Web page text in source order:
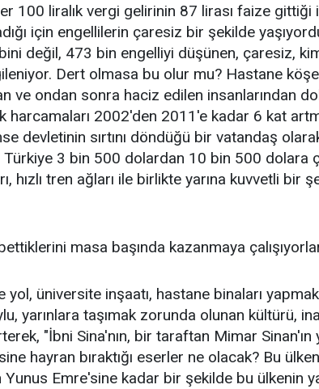
100 liralık vergi gelirinin 87 lirası faize gittiği
için engellilerin çaresiz bir şekilde
değil, 473 bin engelliyi düşünen, çaresiz,
Dert olmasa bu olur mu? Hastane
ve ondan sonra haciz edilen insanlarından
harcamaları 2002'den 2011'e kadar 6 kat
devletinin sırtını döndüğü bir vatandaş
Türkiye 3 bin 500 dolardan 10 bin 500 dolara
hızlı tren ağları ile birlikte yarına kuvvetli bir
masa başında kazanmaya
yol, üniversite inşaatı, hastane binaları
yarınlara taşımak zorunda olunan kültürü,
"İbni Sina'nın, bir taraftan Mimar Sinan'ın
hayran bıraktığı eserler ne olacak? Bu
Yunus Emre'sine kadar bir şekilde bu ülkenin